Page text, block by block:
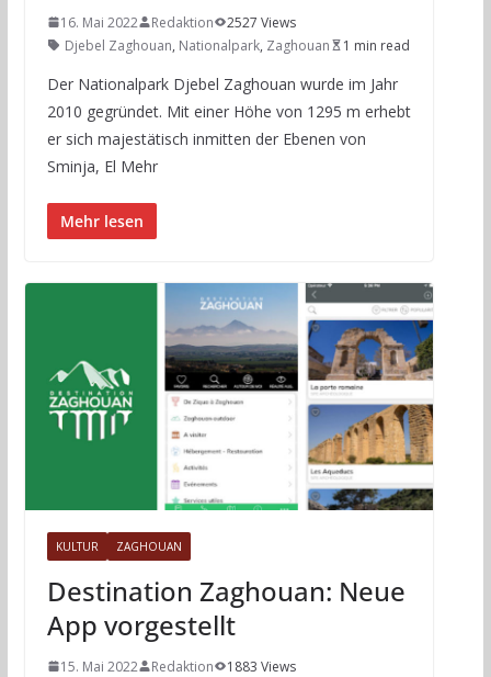
16. Mai 2022 Redaktion
2527 Views
Djebel Zaghouan, Nationalpark, Zaghouan 1 min read
Der Nationalpark Djebel Zaghouan wurde im Jahr
2010 gegründet. Mit einer Höhe von 1295 m erhebt
er sich majestätisch inmitten der Ebenen von
Sminja, El Mehr
Mehr lesen
KULTUR ZAGHOUAN
Destination Zaghouan: Neue
App vorgestellt
15. Mai 2022 Redaktion
1883 Views